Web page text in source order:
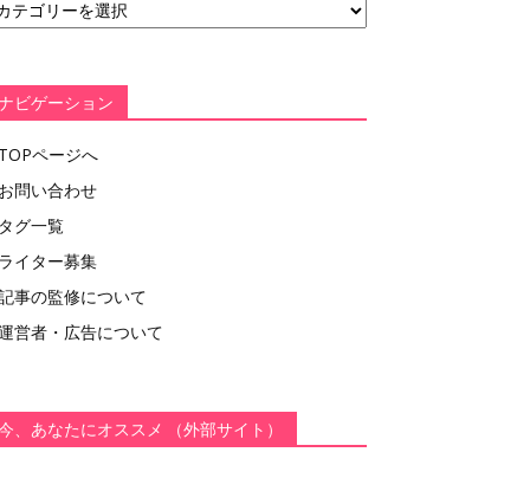
ビゲーション
TOPページへ
お問い合わせ
タグ一覧
ライター募集
事の監修について
営者・広告について
、あなたにオススメ （外部サイト）